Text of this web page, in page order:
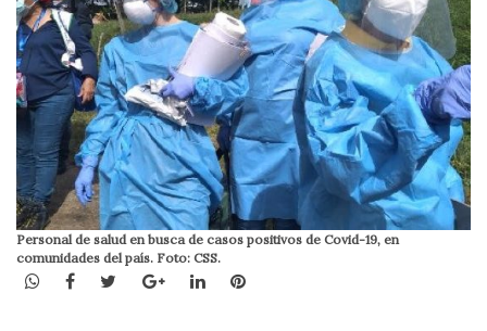
Personal de salud en busca de casos positivos de Covid-19, en
comunidades del país. Foto: CSS.
WhatsApp
Facebook
TwitterGoogle+LinkedInPinterest